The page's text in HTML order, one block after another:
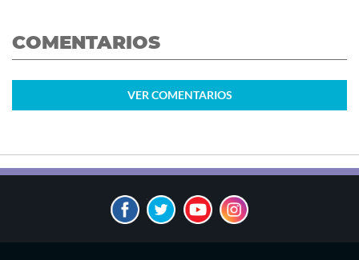
COMENTARIOS
VER COMENTARIOS